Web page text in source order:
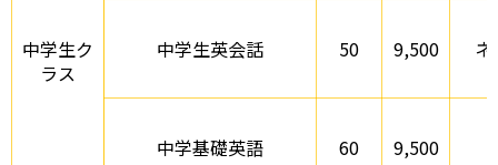
中学生ク
ラス
中学生英会話 50 9,500 ネ
中学基礎英語 60 9,500